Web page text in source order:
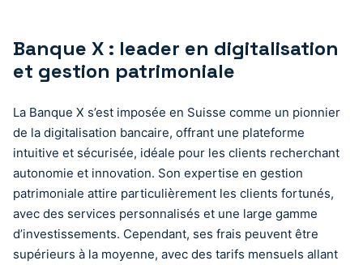
Banque X : leader en digitalisation
et gestion patrimoniale
La Banque X s’est imposée en Suisse comme un pionnier
de la digitalisation bancaire, offrant une plateforme
intuitive et sécurisée, idéale pour les clients recherchant
autonomie et innovation. Son expertise en gestion
patrimoniale attire particulièrement les clients fortunés,
avec des services personnalisés et une large gamme
d’investissements. Cependant, ses frais peuvent être
supérieurs à la moyenne, avec des tarifs mensuels allant